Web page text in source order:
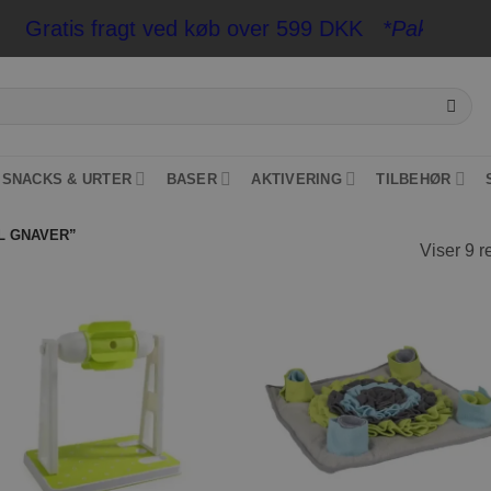
fragt ved køb over 599 DKK*Pakkeshop op
SNACKS & URTER BASER AKTIVERING TILBEHØR
GNAVER”
Viser 9